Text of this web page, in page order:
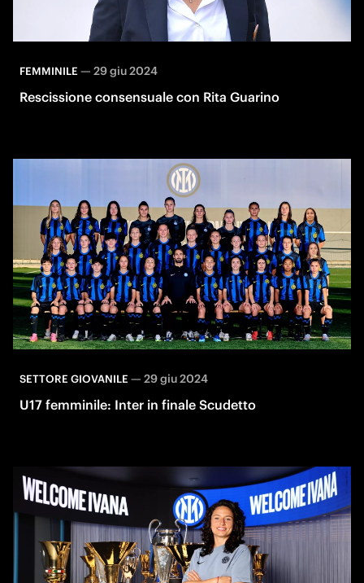
FEMMINILE— 29 giu 2024
Rescissione consensuale con Rita Guarino
SETTORE GIOVANILE— 29 giu 2024
U17 femminile: Inter in finale Scudetto